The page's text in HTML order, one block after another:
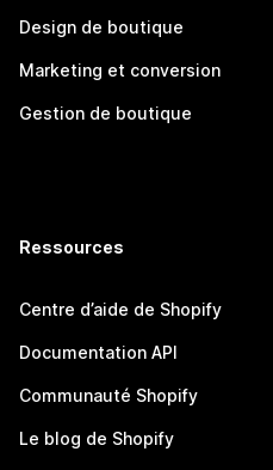
Design de boutique
Marketing et conversion
Gestion de boutique
Ressources
Centre d’aide de Shopify
Documentation API
Communauté Shopify
Le blog de Shopify